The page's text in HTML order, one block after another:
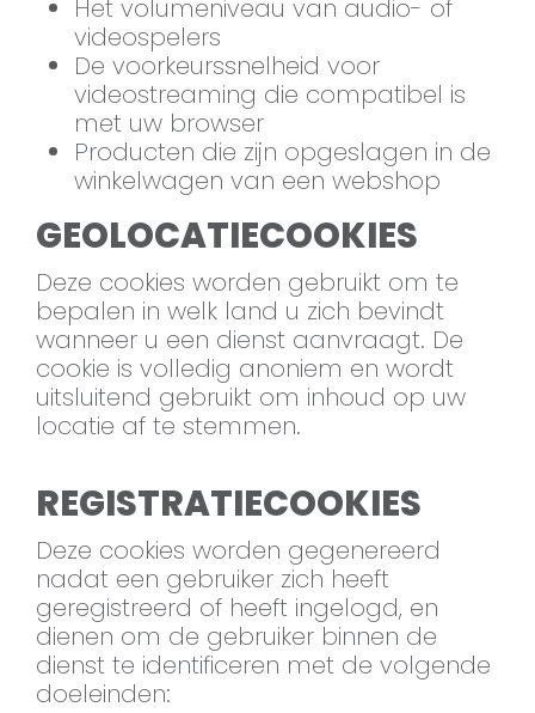
Het volumeniveau van audio- of
videospelers
De voorkeurssnelheid voor
videostreaming die compatibel is
met uw browser
Producten die zijn opgeslagen in de
winkelwagen van een webshop
GEOLOCATIECOOKIES
Deze cookies worden gebruikt om te
bepalen in welk land u zich bevindt
wanneer u een dienst aanvraagt. De
cookie is volledig anoniem en wordt
uitsluitend gebruikt om inhoud op uw
locatie af te stemmen.
REGISTRATIECOOKIES
Deze cookies worden gegenereerd
nadat een gebruiker zich heeft
geregistreerd of heeft ingelogd, en
dienen om de gebruiker binnen de
dienst te identificeren met de volgende
doeleinden: